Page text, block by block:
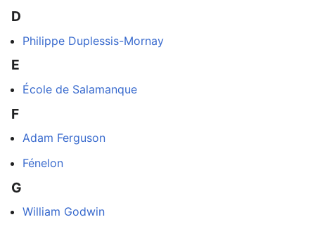
D
Philippe Duplessis-Mornay
E
École de Salamanque
F
Adam Ferguson
Fénelon
G
William Godwin